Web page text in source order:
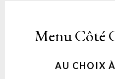
Menu Côté
AU CHOIX